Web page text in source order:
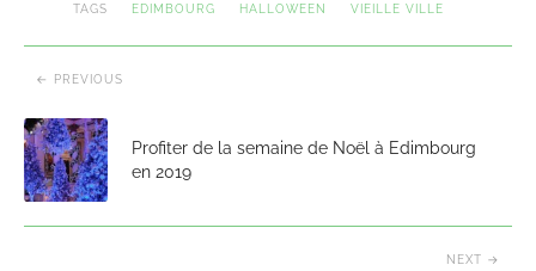
TAGS EDIMBOURG HALLOWEEN VIEILLE VILLE
PREVIOUS
Profiter de la semaine de Noël à Edimbourg
en 2019
NEXT